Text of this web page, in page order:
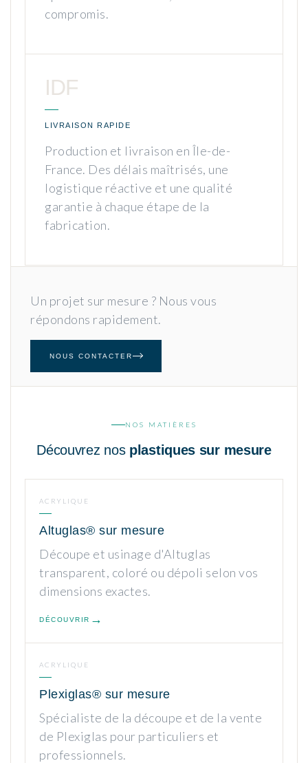
compromis.
IDF
LIVRAISON RAPIDE
Production et livraison en Île-de-
France. Des délais maîtrisés, une
logistique réactive et une qualité
garantie à chaque étape de la
fabrication.
Un projet sur mesure ? Nous vous
répondons rapidement.
NOUS CONTACTER
NOS MATIÈRES
Découvrez nos plastiques sur mesure
ACRYLIQUE
Altuglas® sur mesure
Découpe et usinage d'Altuglas
transparent, coloré ou dépoli selon vos
dimensions exactes.
DÉCOUVRIR
ACRYLIQUE
Plexiglas® sur mesure
Spécialiste de la découpe et de la vente
de Plexiglas pour particuliers et
professionnels.